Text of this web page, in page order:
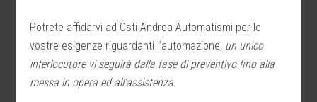
Potrete affidarvi ad Osti Andrea Automatismi per le
vostre esigenze riguardanti l’automazione, un unico
interlocutore vi seguirà dalla fase di preventivo fino alla
messa in opera ed all’assistenza.